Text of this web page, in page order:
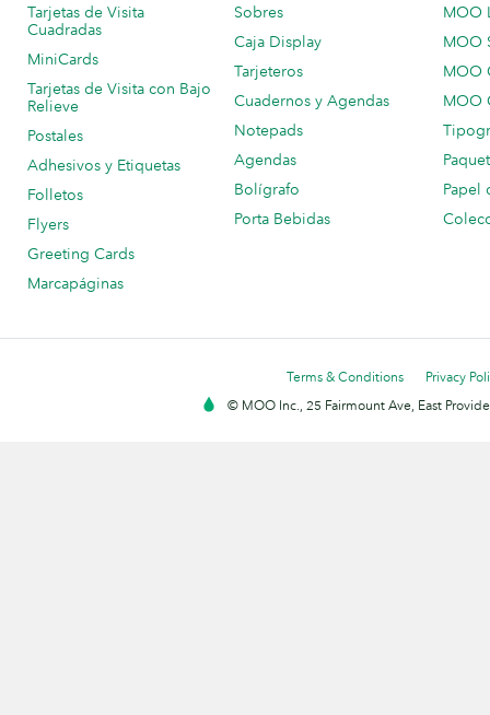
Tarjetas de Visita
Cuadradas
MiniCards
Tarjetas de Visita con Bajo
Relieve
Postales
Adhesivos y Etiquetas
Folletos
Flyers
Greeting Cards
Marcapáginas
Sobres
Caja Display
Tarjeteros
Cuadernos y Agendas
Notepads
Agendas
Bolígrafo
Porta Bebidas
MOO
MOO
MOO
MOO
Papel
Terms & Conditions
Privacy
© MOO Inc., 25 Fairmount Ave, East